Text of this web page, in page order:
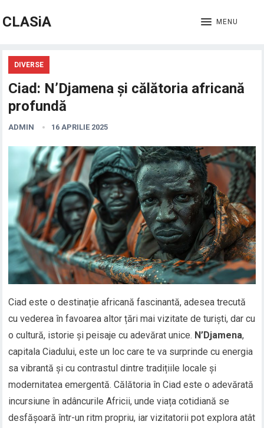
CLASiA MENU
DIVERSE
Ciad: N’Djamena și călătoria africană
profundă
ADMIN 16 APRILIE 2025
Ciad este o destinație africană fascinantă, adesea trecută
cu vederea în favoarea altor țări mai vizitate de turiști, dar cu
o cultură, istorie și peisaje cu adevărat unice. N’Djamena,
capitala Ciadului, este un loc care te va surprinde cu energia
sa vibrantă și cu contrastul dintre tradițiile locale și
modernitatea emergentă. Călătoria în Ciad este o adevărată
incursiune în adâncurile Africii, unde viața cotidiană se
desfășoară într-un ritm propriu, iar vizitatorii pot explora atât